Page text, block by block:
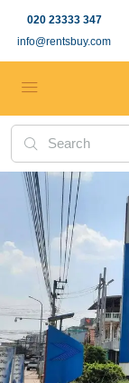
020 23333 347
info@rentsbuy.com